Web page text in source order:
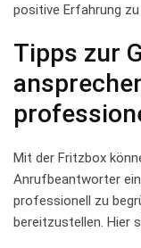
positive Erfahrung
Tipps zur
Mit‍ der Fritzbox
Anrufbeantworter
professionell zu⁢
bereitzustellen. Hier